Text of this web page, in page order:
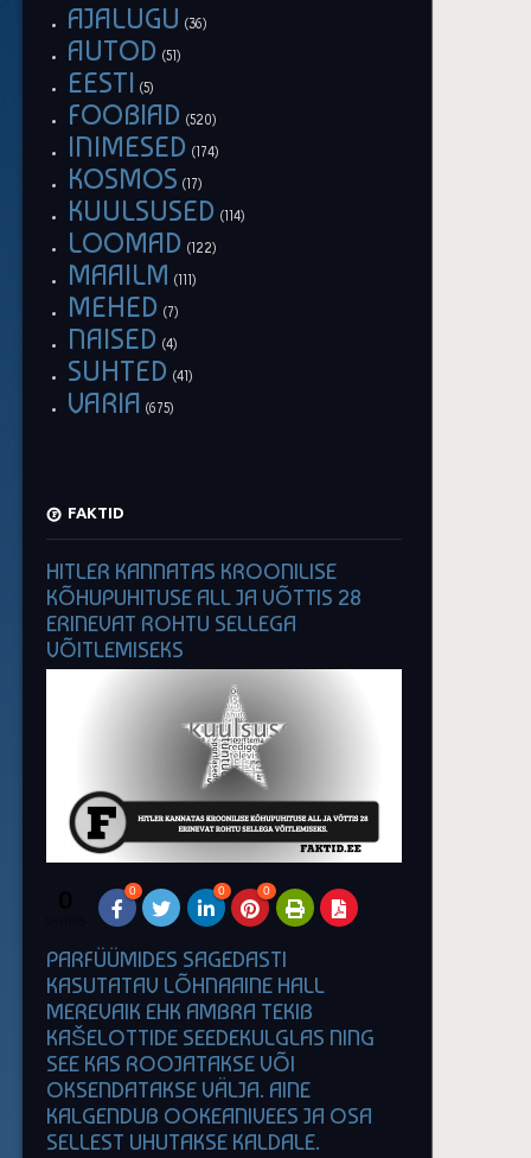
AJALUGU (36)
AUTOD (51)
EESTI (5)
FOOBIAD (520)
INIMESED (174)
KOSMOS (17)
KUULSUSED (114)
LOOMAD (122)
MAAILM (111)
MEHED (7)
NAISED (4)
SUHTED (41)
VARIA (675)
FAKTID
HITLER KANNATAS KROONILISE
KÕHUPUHITUSE ALL JA VÕTTIS 28
ERINEVAT ROHTU SELLEGA
VÕITLEMISEKS
0 0 0 0
PARFÜÜMIDES SAGEDASTI
KASUTATAV LÕHNAAINE HALL
MEREVAIK EHK AMBRA TEKIB
KAŠELOTTIDE SEEDEKULGLAS NING
SEE KAS ROOJATAKSE VÕI
OKSENDATAKSE VÄLJA. AINE
KALGENDUB OOKEANIVEES JA OSA
SELLEST UHUTAKSE KALDALE.